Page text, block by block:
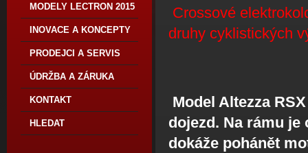
MODELY LECTRON 2015
INOVACE A KONCEPTY
PRODEJCI A SERVIS
ÚDRŽBA A ZÁRUKA
KONTAKT
HLEDAT
Crossové
druhy cyklistických
Model Altezza
dojezd. Na rámu
dokáže pohánět